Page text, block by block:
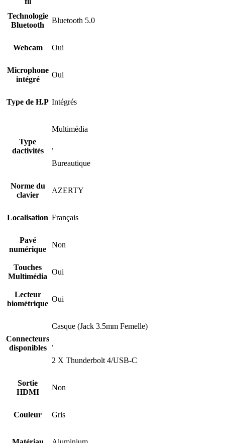
Technologie
Bluetooth
Bluetooth 5.0
Webcam Oui
Microphone
intégré
Oui
Type de H.P Intégrés
Type
dactivités
Multimédia
,
Bureautique
Norme du
clavier
AZERTY
Localisation Français
Pavé
numérique
Non
Touches
Multimédia
Oui
Lecteur
biométrique
Oui
Connecteurs
disponibles
Casque (Jack 3.5mm Femelle)
,
2 X Thunderbolt 4/USB-C
Sortie
HDMI
Non
Couleur Gris